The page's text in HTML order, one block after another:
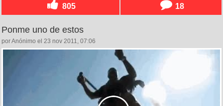
805 18
Ponme uno de estos
por Anónimo el 23 nov 2011, 07:06